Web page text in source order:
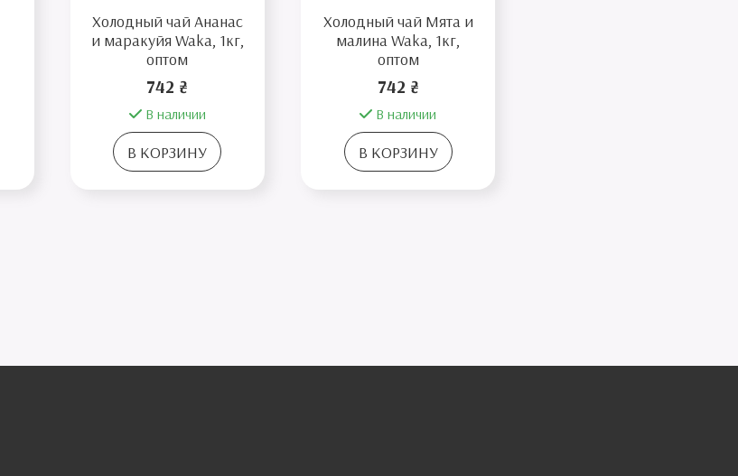
Холодный чай Ананас
и маракуйя Waka, 1кг,
оптом
742 ₴
В наличии
В КОРЗИНУ
Холодный чай Мята и
малина Waka, 1кг,
оптом
742 ₴
В наличии
В КОРЗИНУ